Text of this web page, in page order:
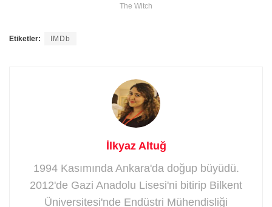
The Witch
Etiketler: IMDb
İlkyaz Altuğ
1994 Kasımında Ankara'da doğup büyüdü.
2012'de Gazi Anadolu Lisesi'ni bitirip Bilkent
Üniversitesi'nde Endüstri Mühendisliği